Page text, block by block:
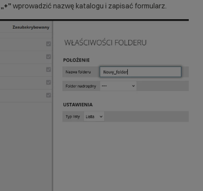
„+” wprowadzić nazwę katalogu i zapisać formularz.